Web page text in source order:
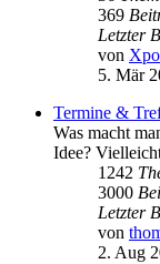
369
Letzter
von
5. Mär
Termine &
Was macht
Idee?
1242
3000
Letzter
von
2. Aug